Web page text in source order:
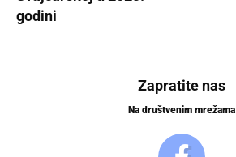
godini
Zapratite nas
Na društvenim mrežama